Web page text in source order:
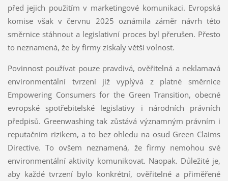
před jejich použitím v marketingové komunikaci. Evropská
komise však v červnu 2025 oznámila záměr návrh této
směrnice stáhnout a legislativní proces byl přerušen. Přesto
to neznamená, že by firmy získaly větší volnost.
Povinnost používat pouze pravdivá, ověřitelná a neklamavá
environmentální tvrzení již vyplývá z platné směrnice
Empowering Consumers for the Green Transition, obecné
evropské spotřebitelské legislativy i národních právních
předpisů. Greenwashing tak zůstává významným právním i
reputačním rizikem, a to bez ohledu na osud Green Claims
Directive. To ovšem neznamená, že firmy nemohou své
environmentální aktivity komunikovat. Naopak. Důležité je,
aby každé tvrzení bylo konkrétní, ověřitelné a přiměřené